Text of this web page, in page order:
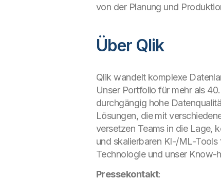
von der Planung und
Über Qlik
Qlik wandelt komplexe
Unser Portfolio für mehr als
durchgängig hohe
Lösungen, die mit
versetzen Teams in die Lage,
und skalierbaren KI-/ML-Tools
Technologie und unser Know-
Pressekontakt: